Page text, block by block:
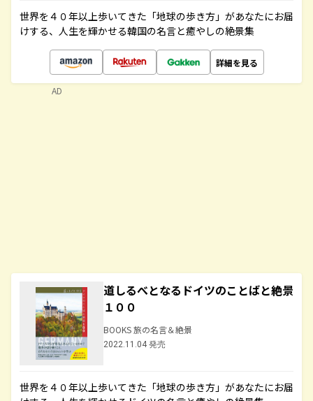
世界を４０年以上歩いてきた「地球の歩き方」があなたにお届
けする、人生を輝かせる韓国の名言と癒やしの絶景集
詳細を見る
道しるべとなるドイツのことばと絶景
１００
BOOKS 旅の名言＆絶景
2022.11.04 発売
世界を４０年以上歩いてきた「地球の歩き方」があなたにお届
AD